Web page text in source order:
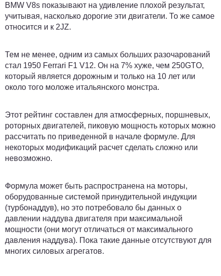
BMW V8s показывают на удивление плохой результат,
учитывая, насколько дорогие эти двигатели. То же самое
относится и к 2JZ.
Тем не менее, одним из самых больших разочарований
стал 1950 Ferrari F1 V12. Он на 7% хуже, чем 250GTO,
который является дорожным и только на 10 лет или
около того моложе итальянского монстра.
Этот рейтинг составлен для атмосферных, поршневых,
роторных двигателей, пиковую мощность которых можно
рассчитать по приведенной в начале формуле. Для
некоторых модификаций расчет сделать сложно или
невозможно.
Формула может быть распространена на моторы,
оборудованные системой принудительной индукции
(турбонаддув), но это потребовало бы данных о
давлении наддува двигателя при максимальной
мощности (они могут отличаться от максимального
давления наддува). Пока такие данные отсутствуют для
многих силовых агрегатов.